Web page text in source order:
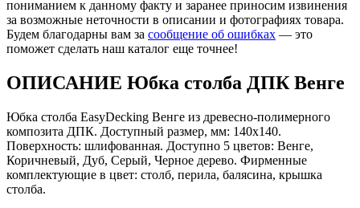
пониманием к данному факту и заранее приносим извинения
за возможные неточности в описании и фотографиях товара.
Будем благодарны вам за сообщение об ошибках — это
поможет сделать наш каталог еще точнее!
ОПИСАНИЕ Юбка столба ДПК Венге
Юбка столба EasyDecking Венге из древесно-полимерного
композита ДПК. Доступный размер, мм: 140х140.
Поверхность: шлифованная. Доступно 5 цветов: Венге,
Коричневый, Дуб, Серый, Черное дерево. Фирменные
комплектующие в цвет: столб, перила, балясина, крышка
столба.